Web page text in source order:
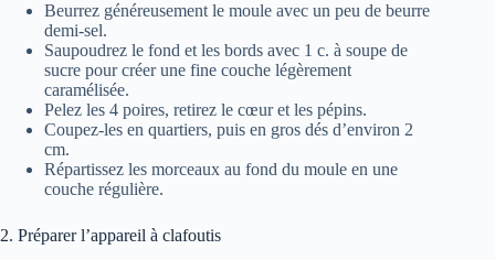
Beurrez généreusement le moule avec un peu de beurre
demi-sel.
Saupoudrez le fond et les bords avec 1 c. à soupe de
sucre pour créer une fine couche légèrement
caramélisée.
Pelez les 4 poires, retirez le cœur et les pépins.
Coupez-les en quartiers, puis en gros dés d’environ 2
cm.
Répartissez les morceaux au fond du moule en une
couche régulière.
2. Préparer l’appareil à clafoutis